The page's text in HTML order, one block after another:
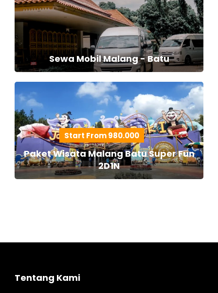
Sewa Mobil Malang - Batu
Start From 980.000
Paket Wisata Malang Batu Super Fun
2D1N
Tentang Kami